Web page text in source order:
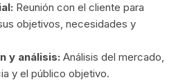
Reunión con el cliente para
objetivos, necesidades y
y análisis: Análisis del mercado,
y el público objetivo.